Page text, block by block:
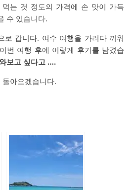
는 것 정도의 가격에 손 맛이 가득
수 있습니다.
로 갑니다. 여수 여행을 가려다 끼워
번 여행 후에 이렇게 후기를 남겼습
보고 싶다고 ….
아오겠습니다.